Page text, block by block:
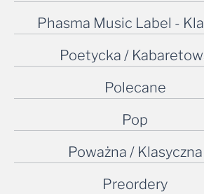
Phasma Music Label -
Poetycka /
Polecane
Pop
Poważna / Klasyczna
Preordery